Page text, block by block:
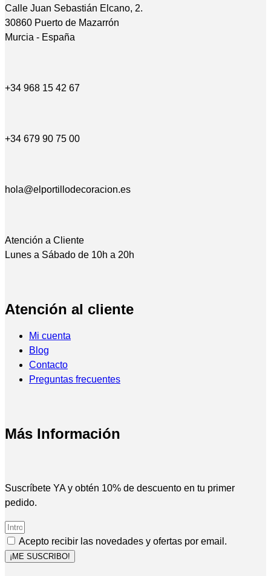
Calle Juan Sebastián Elcano, 2.
30860 Puerto de Mazarrón
Murcia - España
+34 968 15 42 67
+34 679 90 75 00
hola@elportillodecoracion.es
Atención a Cliente
Lunes a Sábado de 10h a 20h
Atención al cliente
Mi cuenta
Blog
Contacto
Preguntas frecuentes
Más Información
Suscríbete YA y obtén 10% de descuento en tu primer
pedido.
Acepto recibir las novedades y ofertas por email.
¡ME SUSCRIBO!